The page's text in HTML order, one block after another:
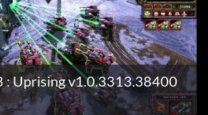
: Uprising v1.0.3313.38400